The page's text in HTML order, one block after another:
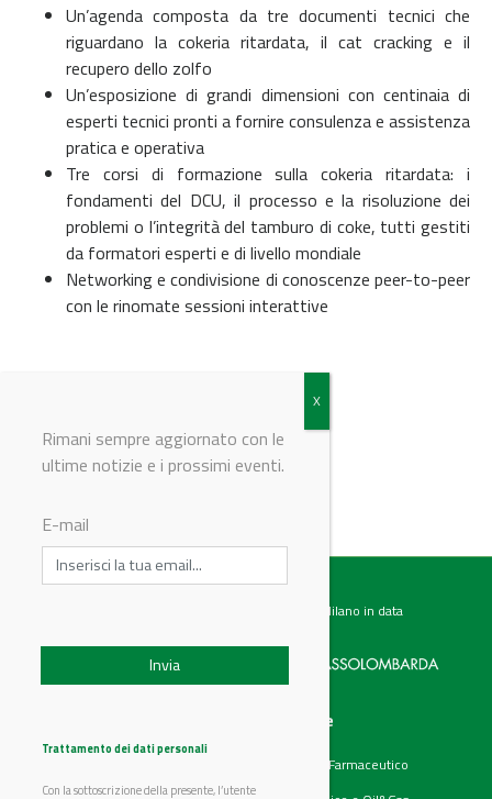
Un’agenda composta da tre documenti tecnici che
riguardano la cokeria ritardata, il cat cracking e il
recupero dello zolfo
Un’esposizione di grandi dimensioni con centinaia di
esperti tecnici pronti a fornire consulenza e assistenza
pratica e operativa
Tre corsi di formazione sulla cokeria ritardata: i
fondamenti del DCU, il processo e la risoluzione dei
problemi o l’integrità del tamburo di coke, tutti gestiti
da formatori esperti e di livello mondiale
Networking e condivisione di conoscenze peer-to-peer
con le rinomate sessioni interattive
© Riproduzione riservata
Testata giornalistica registrata presso il Tribunale di Milano in data
Chi siamo
Prodotti
Categorie
Chimico e Farmaceutico
Rimani sempre aggiornato con le
ultime notizie e i prossimi eventi.
E-mail
Trattamento dei dati personali
Con la sottoscrizione della presente, l’utente